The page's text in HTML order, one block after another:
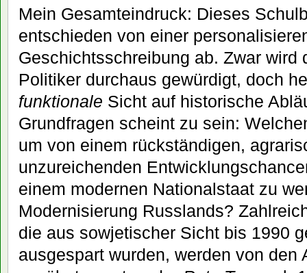
Mein Gesamteindruck: Dieses
entschieden von einer
Geschichtsschreibung ab. Zwar wird
Politiker durchaus gewürdigt, doch
funktionale Sicht auf historische
Grundfragen scheint zu sein:
um von einem rückständigen,
unzureichenden
einem modernen Nationalstaat zu
Modernisierung Russlands?
die aus sowjetischer Sicht bis 1990
ausgespart wurden, werden von den